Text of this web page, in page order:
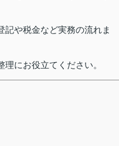
記や税金など実務の流れま
にお役立てください。